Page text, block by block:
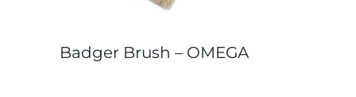
Badger Brush – OMEGA